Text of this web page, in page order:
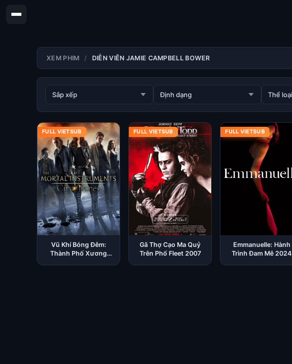
XEM PHIM DIỄN VIÊN JAMIE CAMPBELL BOWER
FULL VIETSUB
Vũ Khí Bóng Đêm:
Thành Phố Xương
FULL VIETSUB
Gã Thợ Cạo Ma Quỷ
Trên Phố Fleet 2007
FULL VIETSUB
Emmanuelle: Hành
Trình Đam Mê 2024